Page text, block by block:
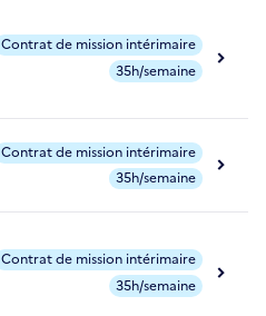
Contrat de mission intérimaire
35h/semaine
Contrat de mission intérimaire
35h/semaine
Contrat de mission intérimaire
35h/semaine